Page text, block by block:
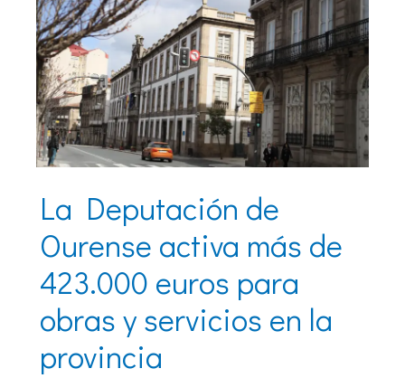
La Deputación de
Ourense activa más de
423.000 euros para
obras y servicios en la
provincia